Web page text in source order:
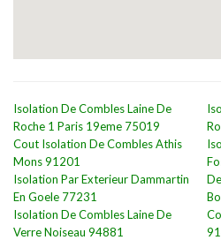
Isolation De Combles Laine De
Roche 1 Paris 19eme 75019
Cout Isolation De Combles Athis
Mons 91201
Isolation Par Exterieur Dammartin
En Goele 77231
Isolation De Combles Laine De
Verre Noiseau 94881